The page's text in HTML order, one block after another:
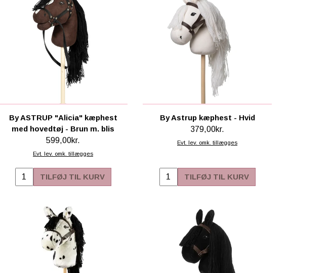
By ASTRUP "Alicia" kæphest
med hovedtøj - Brun m. blis
599,00kr.
Evt. lev. omk. tillægges
TILFØJ TIL KURV
By Astrup kæphest - Hvid
379,00kr.
Evt. lev. omk. tillægges
TILFØJ TIL KURV